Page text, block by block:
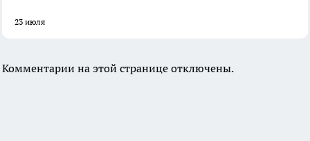
23 июля
Комментарии на этой странице отключены.